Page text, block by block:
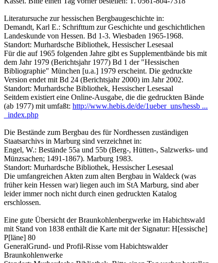
Literatursuche zur hessischen Bergbaugeschichte in:
Demandt, Karl E.: Schrifttum zur Geschichte und geschichtlichen
Landeskunde von Hessen. Bd 1-3. Wiesbaden 1965-1968.
Standort: Murhardsche Bibliothek, Hessischer Lesesaal
Für die auf 1965 folgenden Jahre gibt es Supplementbände bis mit
dem Jahr 1979 (Berichtsjahr 1977) Bd 1 der "Hessischen
Bibliographie" München [u.a.] 1979 erscheint. Die gedruckte
Version endet mit Bd 24 (Berichtsjahr 2000) im Jahr 2002.
Standort: Murhardsche Bibliothek, Hessischer Lesesaal
Seitdem existiert eine Online-Ausgabe, die die gedruckten Bände
(ab 1977) mit umfaßt: http://www.hebis.de/de/1ueber_uns/hessb ...
_index.php
Die Bestände zum Bergbau des für Nordhessen zuständigen
Staatsarchivs in Marburg sind verzeichnet in:
Engel, W.: Bestände 55a und 55b (Berg-, Hütten-, Salzwerks- und
Münzsachen; 1491-1867). Marburg 1983.
Standort: Murhardsche Bibliothek, Hessischer Lesesaal
Die umfangreichen Akten zum alten Bergbau in Waldeck (was
früher kein Hessen war) liegen auch im StA Marburg, sind aber
leider immer noch nicht durch einen gedruckten Katalog
erschlossen.
Eine gute Übersicht der Braunkohlenbergwerke im Habichtswald
mit Stand von 1838 enthält die Karte mit der Signatur: H[essische]
P[läne] 80
GeneralGrund- und Profil-Risse vom Habichtswalder
Braunkohlenwerke